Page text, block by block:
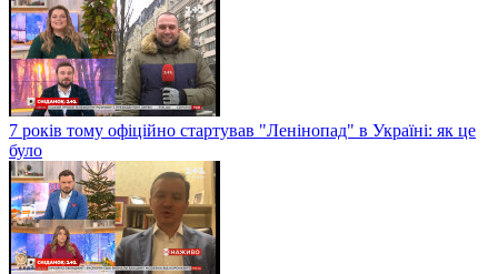
7 років тому офіційно стартував "Ленінопад" в Україні: як це
було